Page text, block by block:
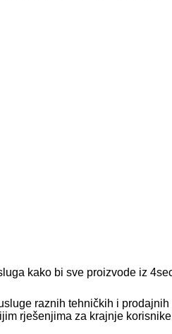
kako bi sve proizvode iz
raznih tehničkih i
rješenjima za krajnje